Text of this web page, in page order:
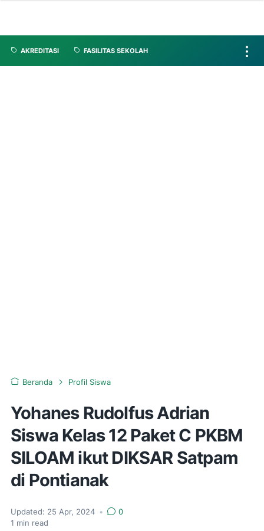
AKREDITASI FASILITAS SEKOLAH
Beranda Profil Siswa
Yohanes Rudolfus Adrian
Siswa Kelas 12 Paket C PKBM
SILOAM ikut DIKSAR Satpam
di Pontianak
Updated: 25 Apr, 2024 •
0
1 min read